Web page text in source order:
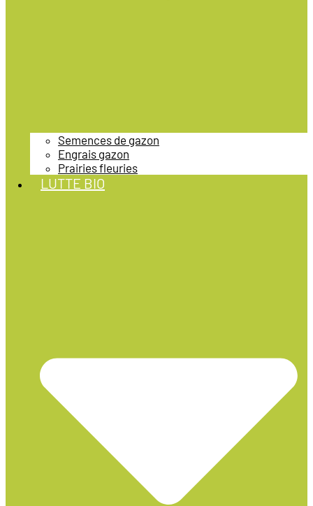
Semences de gazon
Engrais gazon
Prairies fleuries
LUTTE BIO